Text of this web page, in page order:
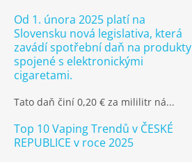
Od 1. února 2025 platí na
Slovensku nová legislativa, která
zavádí spotřební daň na produkty
spojené s elektronickými
cigaretami.
Tato daň činí 0,20 € za mililitr ná...
Top 10 Vaping Trendů v ČESKÉ
REPUBLICE v roce 2025